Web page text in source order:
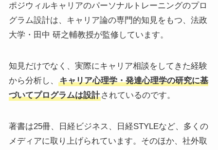
ポジウィルキャリアのパーソナルトレーニングのプロ
グラム設計は、キャリア論の専門的知見をもつ、法政
大学・田中 研之輔教授が監修しています。
知見だけでなく、実際にキャリア相談をしてきた経験
から分析し、
キャリア心理学・発達心理学の研究に基
づいてプログラムは設計されているのです。
著書は25冊、日経ビジネス、日経STYLEなど、多くの
メディアに取り上げられています。そのほか、社外取